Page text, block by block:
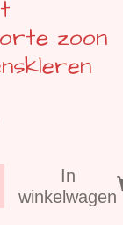
zoon
In
winkelwagen